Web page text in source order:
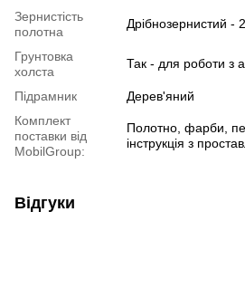
Зернистість
полотна
Дрібнозернистий -
Грунтовка
холста
Так - для роботи з
Підрамник
Дерев'яний
Комплект
поставки від
MobilGroup:
Полотно, фарби,
інструкція з
Відгуки